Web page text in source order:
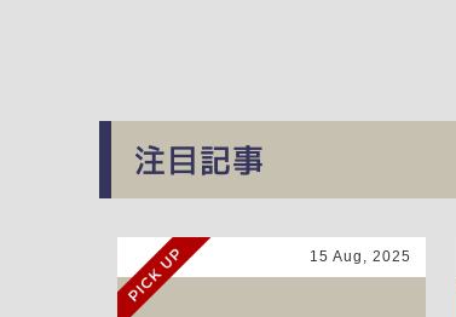
注目記事
15 Aug, 2025